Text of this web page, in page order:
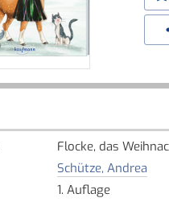
Flocke, das
Schütze, Andrea
1. Auflage